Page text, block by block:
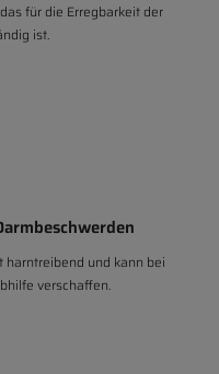
für die Erregbarkeit der
ist.
harntreibend und kann bei
verschaffen.